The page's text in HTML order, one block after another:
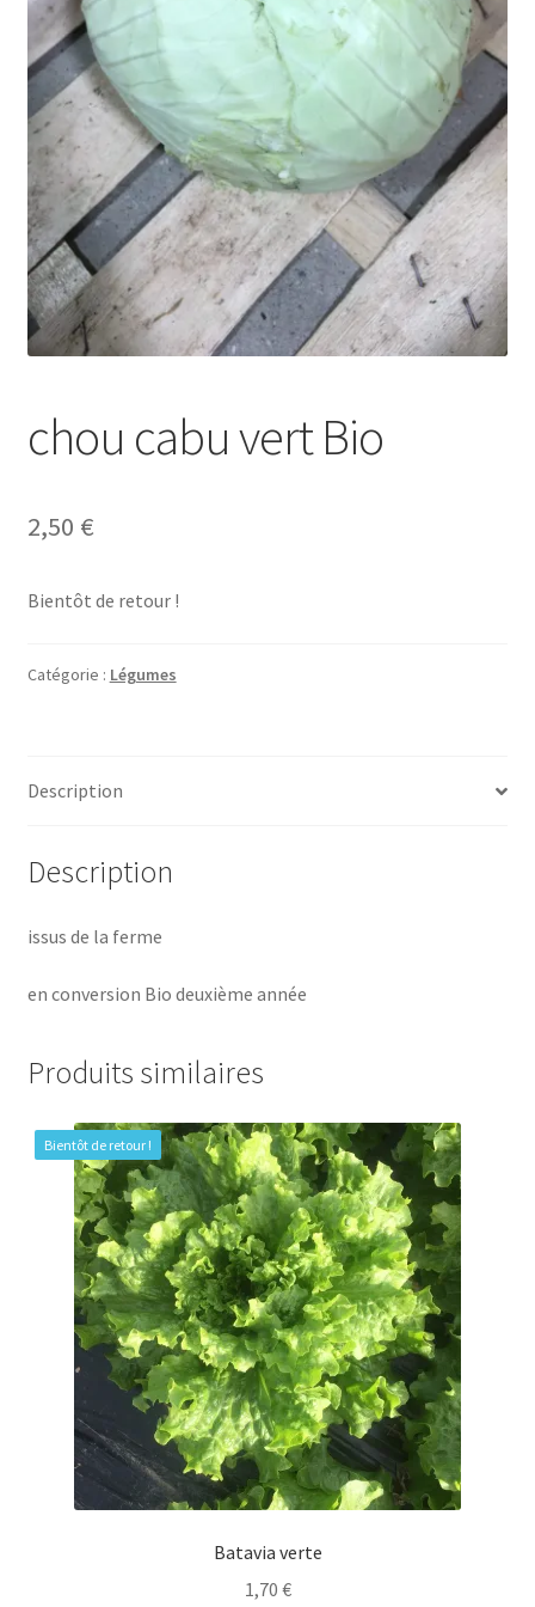
chou cabu vert Bio
2,50 €
Bientôt de retour !
Catégorie : Légumes
Description
Description
issus de la ferme
en conversion Bio deuxième année
Produits similaires
Bientôt de retour !
Batavia verte
1,70 €